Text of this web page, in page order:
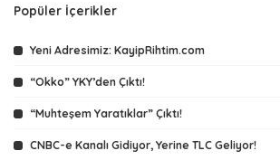
Popüler İçerikler
Yeni Adresimiz: KayipRihtim.com
“Okko” YKY’den Çıktı!
“Muhteşem Yaratıklar” Çıktı!
CNBC-e Kanalı Gidiyor, Yerine TLC Geliyor!